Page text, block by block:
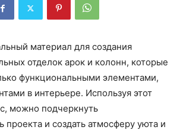
материал для создания
отделок арок и колонн, которые
функциональными элементами,
в интерьере. Используя этот
можно подчеркнуть
проекта и создать атмосферу уюта и